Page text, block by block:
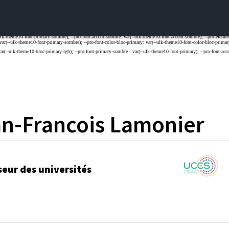
Francois Lamonier
des universités